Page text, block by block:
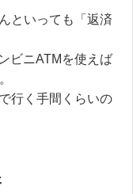
といっても
「返済
ビニATMを使えば
行く手間くらいの